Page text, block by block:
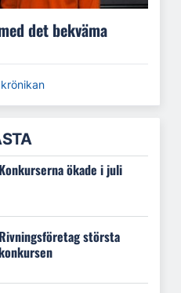
det bekväma
Konkurserna ökade i juli
Rivningsföretag största